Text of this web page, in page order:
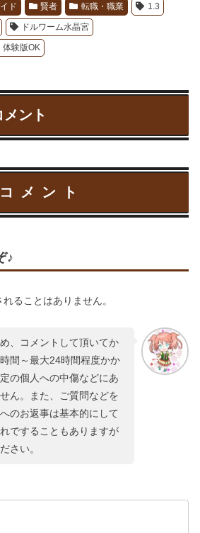
ド 賢者 転職・職業 1.3
ドルワーム水晶宮
体験版OK
ント
コメント
♪
ることはありません。
、コメントして頂いてか
間～最大24時間程度かか
の個人への中傷などにあ
ん。また、ご質問などを
のお返事は基本的にして
ですることもありますが
さい。